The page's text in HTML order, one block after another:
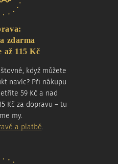
zdarma
až 115 Kč
když můžete
navíc? Při nákupu
59 Kč a nad
Kč za dopravu – tu
my.
a platbě.